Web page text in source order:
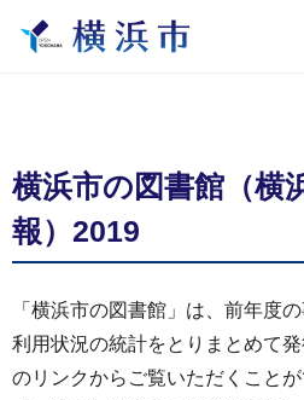
横浜市の図書館（横
報）2019
「横浜市の図書館」は、前年度
利用状況の統計をとりまとめて
のリンクからご覧いただくこと